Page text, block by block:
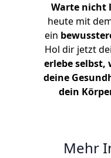
Warte nicht
heute mit
ein
Hol dir jetzt
erlebe selbst,
deine
dein
Mehr